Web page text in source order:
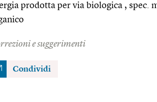
prodotta per via biologica , spec.
e suggerimenti
Condividi